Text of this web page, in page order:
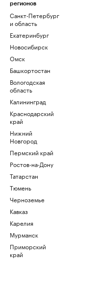
регионов
Санкт-Петербург
и область
Екатеринбург
Новосибирск
Омск
Башкортостан
Вологодская
область
Калининград
Краснодарский
край
Нижний
Новгород
Пермский край
Ростов-на-Дону
Татарстан
Тюмень
Черноземье
Кавказ
Карелия
Мурманск
Приморский
край